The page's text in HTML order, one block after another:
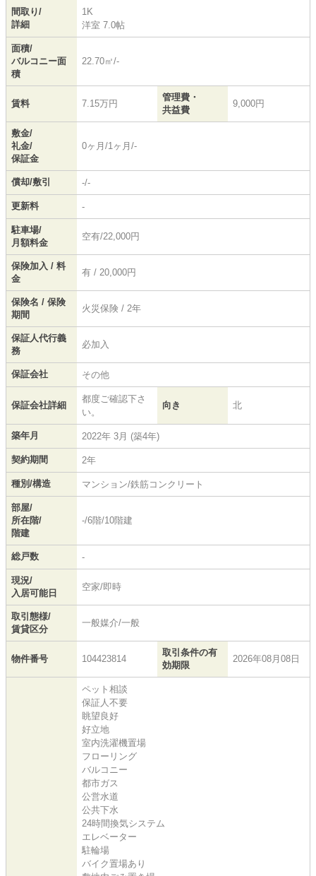
間取り/
詳細
1K
洋室 7.0帖
面積/
バルコニー面
積
22.70㎡/-
賃料 7.15万円
管理費・
共益費
9,000円
敷金/
礼金/
保証金
0ヶ月/1ヶ月/-
償却/敷引 -/-
更新料 -
駐車場/
月額料金
空有/22,000円
保険加入 / 料
金
有 / 20,000円
保険名 / 保険
期間
火災保険 / 2年
保証人代行義
務
必加入
保証会社 その他
保証会社詳細
都度ご確認下さ
い。
向き 北
築年月 2022年 3月 (築4年)
契約期間 2年
種別/構造 マンション/鉄筋コンクリート
部屋/
所在階/
階建
-/6階/10階建
総戸数 -
現況/
入居可能日
空家/即時
取引態様/
賃貸区分
一般媒介/一般
物件番号 104423814
取引条件の有
効期限
2026年08月08日
ペット相談
保証人不要
眺望良好
好立地
室内洗濯機置場
フローリング
バルコニー
都市ガス
公営水道
公共下水
24時間換気システム
エレベーター
駐輪場
バイク置場あり